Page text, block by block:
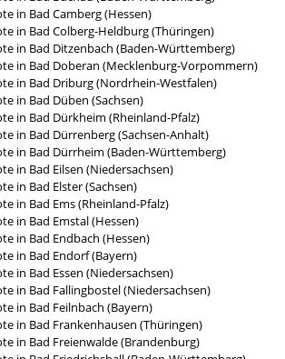
in Bad Camberg (Hessen)
in Bad Colberg-Heldburg (Thüringen)
in Bad Ditzenbach (Baden-Württemberg)
in Bad Doberan (Mecklenburg-Vorpommern)
in Bad Driburg (Nordrhein-Westfalen)
in Bad Düben (Sachsen)
in Bad Dürkheim (Rheinland-Pfalz)
in Bad Dürrenberg (Sachsen-Anhalt)
in Bad Dürrheim (Baden-Württemberg)
in Bad Eilsen (Niedersachsen)
in Bad Elster (Sachsen)
in Bad Ems (Rheinland-Pfalz)
in Bad Emstal (Hessen)
in Bad Endbach (Hessen)
in Bad Endorf (Bayern)
in Bad Essen (Niedersachsen)
in Bad Fallingbostel (Niedersachsen)
in Bad Feilnbach (Bayern)
in Bad Frankenhausen (Thüringen)
in Bad Freienwalde (Brandenburg)